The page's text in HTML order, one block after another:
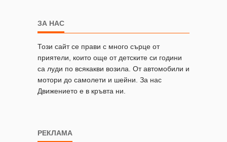
ЗА НАС
Този сайт се прави с много сърце от
приятели, които още от детските си години
са луди по всякакви возила. От автомобили и
мотори до самолети и шейни. За нас
Движението е в кръвта ни.
РЕКЛАМА